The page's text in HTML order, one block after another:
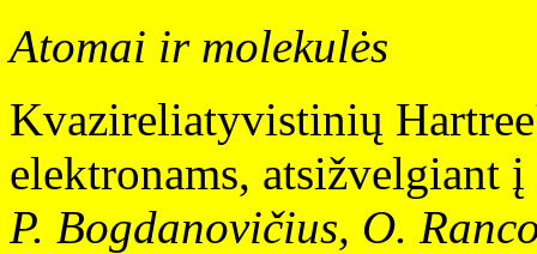
Atomai ir molekulės
Kvazireliatyvistinių
elektronams, atsižvelgiant
P. Bogdanovičius, O.